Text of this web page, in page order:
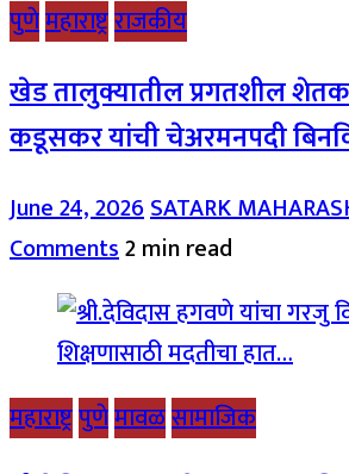
पुणेमहाराष्ट्रराजकीय
खेड तालुक्यातील प्रगतशील
कडूसकर यांची चेअरमनपदी
June 24, 2026SATARK
Comments2 min read
महाराष्ट्रपुणेमावळसामाजिक